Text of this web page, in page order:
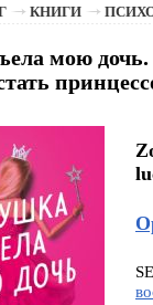
КНИГИ
мою